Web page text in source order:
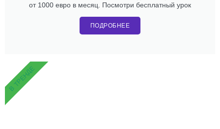
от 1000 евро в месяц. Посмотри бесплатный урок
ПОДРОБНЕЕ
В ТРЕНДЕ